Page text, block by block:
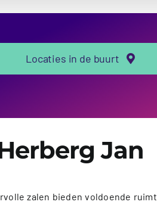
Locaties in de buurt
Jan
zalen bieden voldoende